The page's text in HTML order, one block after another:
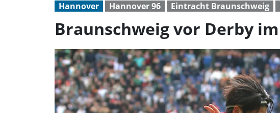
Hannover Hannover 96 Eintracht Braunschweig
Braunschweig vor Derby